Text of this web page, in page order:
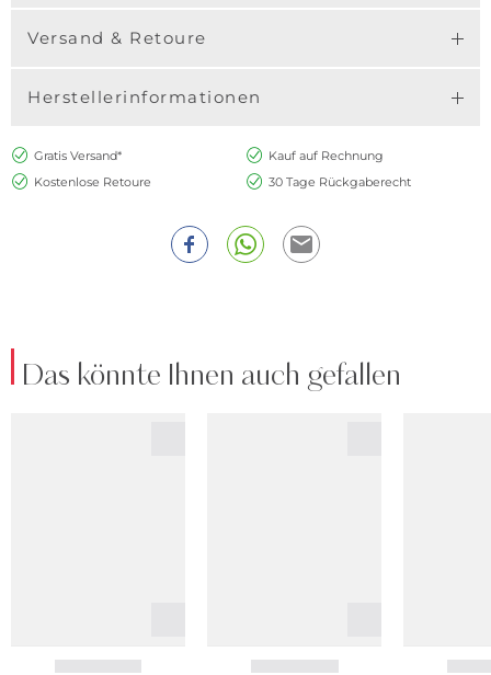
Versand & Retoure
Herstellerinformationen
Gratis Versand*
Kauf auf Rechnung
Kostenlose Retoure
30 Tage Rückgaberecht
Das könnte Ihnen auch gefallen